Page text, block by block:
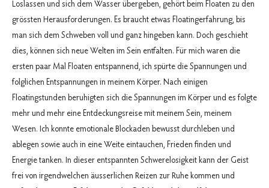
Loslassen und sich dem Wasser übergeben, gehört beim Floaten zu den
grössten Herausforderungen. Es braucht etwas Floatingerfahrung, bis
man sich dem Schweben voll und ganz hingeben kann. Doch geschieht
dies, können sich neue Welten im Sein entfalten. Für mich waren die
ersten paar Mal Floaten entspannend, ich spürte die Spannungen und
folglichen Entspannungen in meinem Körper. Nach einigen
Floatingstunden beruhigten sich die Spannungen im Körper und es folgte
mehr und mehr eine Entdeckungsreise mit meinem Sein, meinem
Wesen. Ich konnte emotionale Blockaden bewusst durchleben und
ablegen sowie auch in eine Weite eintauchen, Frieden finden und
Energie tanken. In dieser entspannten Schwerelosigkeit kann der Geist
frei von irgendwelchen äusserlichen Reizen zur Ruhe kommen und